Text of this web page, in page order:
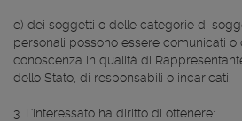
e) dei soggetti o delle categorie di
personali possono essere comunicati o
conoscenza in qualità di
dello Stato, di responsabili o incaricati.
3. L'Interessato ha diritto di ottenere: